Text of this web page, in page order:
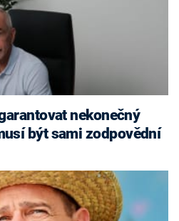
být sami zodpovědní